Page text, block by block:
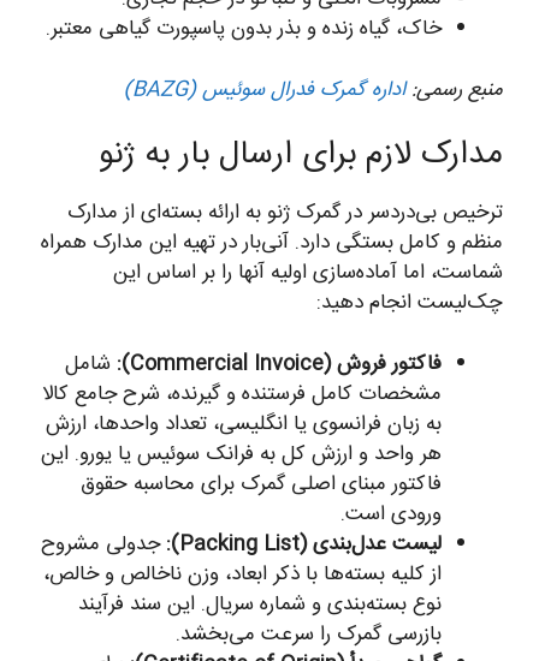
خاک، گیاه زنده و بذر بدون پاسپورت گیاهی معتبر.
منبع رسمی:اداره گمرک فدرال سوئیس (BAZG)
مدارک لازم برای ارسال بار به ژنو
ترخیص بی‌دردسر در گمرک ژنو به ارائه بسته‌ای از مدارک
منظم و کامل بستگی دارد. آنی‌بار در تهیه این مدارک همراه
شماست، اما آماده‌سازی اولیه آنها را بر اساس این
چک‌لیست انجام دهید:
فاکتور فروش (Commercial Invoice):
شامل
مشخصات کامل فرستنده و گیرنده، شرح جامع کالا
به زبان فرانسوی یا انگلیسی، تعداد واحدها، ارزش
هر واحد و ارزش کل به فرانک سوئیس یا یورو. این
فاکتور مبنای اصلی گمرک برای محاسبه حقوق
ورودی است.
لیست عدل‌بندی (Packing List):
جدولی مشروح
از کلیه بسته‌ها با ذکر ابعاد، وزن ناخالص و خالص،
نوع بسته‌بندی و شماره سریال. این سند فرآیند
بازرسی گمرک را سرعت می‌بخشد.